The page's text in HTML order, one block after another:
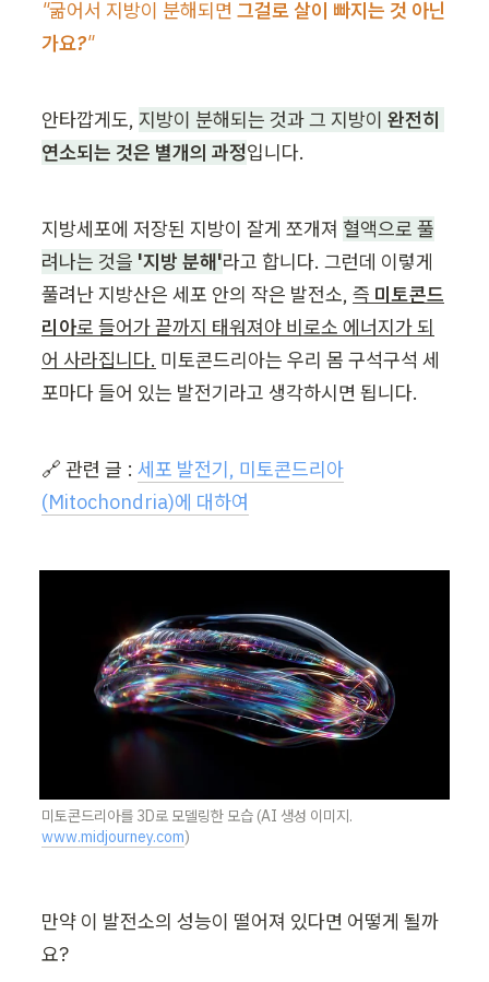
"굶어서 지방이 분해되면 그걸로 살이 빠지는 것 아닌
가요?"
안타깝게도, 지방이 분해되는 것과 그 지방이 완전히
연소되는 것은 별개의 과정입니다.
지방세포에 저장된 지방이 잘게 쪼개져 혈액으로 풀
려나는 것을 '지방 분해'라고 합니다. 그런데 이렇게
풀려난 지방산은 세포 안의 작은 발전소, 즉 미토콘드
리아로 들어가 끝까지 태워져야 비로소 에너지가 되
어 사라집니다. 미토콘드리아는 우리 몸 구석구석 세
포마다 들어 있는 발전기라고 생각하시면 됩니다.
🔗 관련 글 : 세포 발전기, 미토콘드리아
(Mitochondria)에 대하여
www.midjourney.com)
만약 이 발전소의 성능이 떨어져 있다면 어떻게 될까
요?